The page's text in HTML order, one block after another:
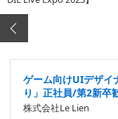
ゲーム向けUIデザイ
り」正社員/第2新卒
株式会社Le Lien